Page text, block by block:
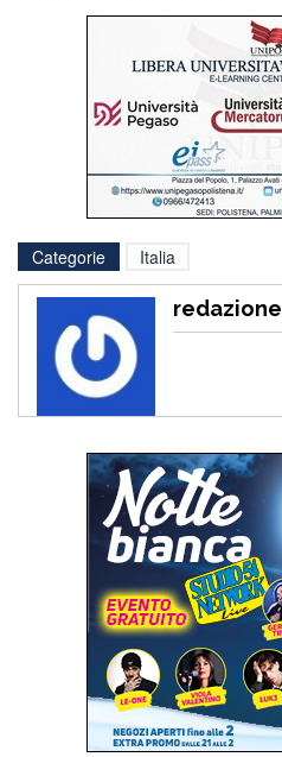
Categorie Italia
redazione